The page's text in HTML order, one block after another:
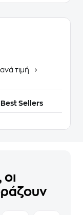
τιμή
Best Sellers